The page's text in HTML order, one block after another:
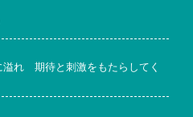
溢れ 期待と刺激をもたらしてく